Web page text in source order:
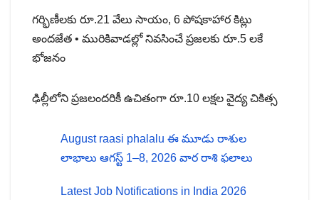
గర్భిణీలకు రూ.21 వేలు సాయం, 6 పోషకాహార కిట్లు
అందజేత • మురికివాడల్లో నివసించే ప్రజలకు రూ.5 లకే
భోజనం
ఢిల్లీలోని ప్రజలందరికీ ఉచితంగా రూ.10 లక్షల వైద్య చికిత్స
August raasi phalalu ఈ మూడు రాశుల
లాభాలు ఆగస్ట్ 1–8, 2026 వార రాశి ఫలాలు
Latest Job Notifications in India 2026